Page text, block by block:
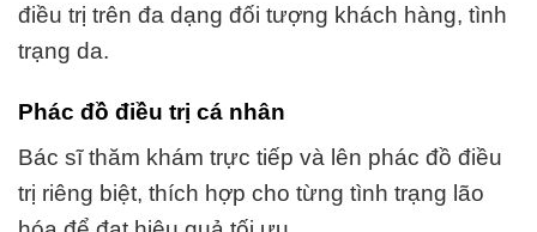
điều trị trên đa dạng đối tượng khách hàng, tình
trạng da.
Phác đồ điều trị cá nhân
Bác sĩ thăm khám trực tiếp và lên phác đồ điều
trị riêng biệt, thích hợp cho từng tình trạng lão